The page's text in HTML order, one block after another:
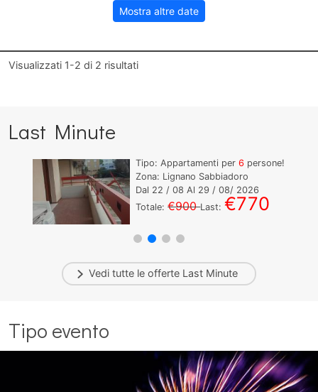
Mostra altre date
Visualizzati 1-2 di 2 risultati
Last Minute
Tipo: Appartamenti per6 persone!
Zona: Lignano Sabbiadoro
Dal22/ 08 Al29/ 08/ 2026
Totale:€900Last:€770
Vedi tutte le offerte Last Minute
Tipo evento